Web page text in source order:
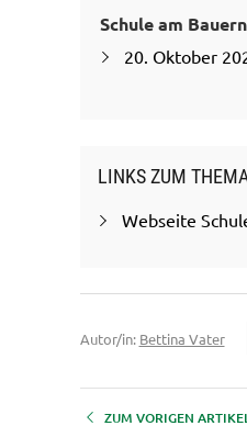
Schule am
20. Oktober
LINKS ZUM
Webseite
Autor/in: Bettina Vater
ZUM VORIGEN